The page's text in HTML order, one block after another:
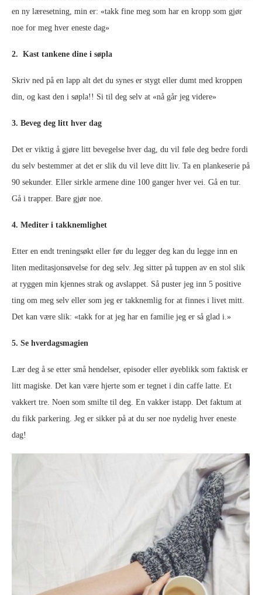
en ny læresetning, min er: «takk fine meg som har en kropp som gjør
noe for meg hver eneste dag»
2. Kast tankene dine i søpla
Skriv ned på en lapp alt det du synes er stygt eller dumt med kroppen
din, og kast den i søpla!! Si til deg selv at «nå går jeg videre»
3. Beveg deg litt hver dag
Det er viktig å gjøre litt bevegelse hver dag, du vil føle deg bedre fordi
du selv bestemmer at det er slik du vil leve ditt liv. Ta en plankeserie på
90 sekunder. Eller sirkle armene dine 100 ganger hver vei. Gå en tur.
Gå i trapper. Bare gjør noe.
4. Mediter i takknemlighet
Etter en endt treningsøkt eller før du legger deg kan du legge inn en
liten meditasjonsøvelse for deg selv. Jeg sitter på tuppen av en stol slik
at ryggen min kjennes strak og avslappet. Så puster jeg inn 5 positive
ting om meg selv eller som jeg er takknemlig for at finnes i livet mitt.
Det kan være slik: «takk for at jeg har en familie jeg er så glad i.»
5. Se hverdagsmagien
Lær deg å se etter små hendelser, episoder eller øyeblikk som faktisk er
litt magiske. Det kan være hjerte som er tegnet i din caffe latte. Et
vakkert tre. Noen som smilte til deg. En vakker istapp. Det faktum at
du fikk parkering. Jeg er sikker på at du ser noe nydelig hver eneste
dag!